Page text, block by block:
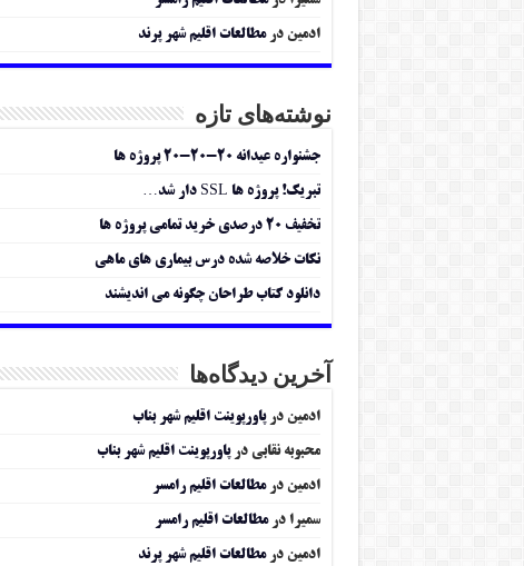
ادمین درمطالعات اقلیم شهر پرند
نوشته‌های تازه
جشنواره عیدانه ۲۰-۲۰-۲۰ پروژه ها
تبریک! پروژه ها SSL دار شد…
تخفیف ۲۰ درصدی خرید تمامی پروژه ها
نکات خلاصه شده درس بیماری های ماهی
دانلود کتاب طراحان چگونه می اندیشند
آخرین دیدگاه‌ها
ادمین درپاورپوینت اقلیم شهر بناب
محبوبه نقابی درپاورپوینت اقلیم شهر بناب
ادمین درمطالعات اقلیم رامسر
سمیرا درمطالعات اقلیم رامسر
ادمین درمطالعات اقلیم شهر پرند